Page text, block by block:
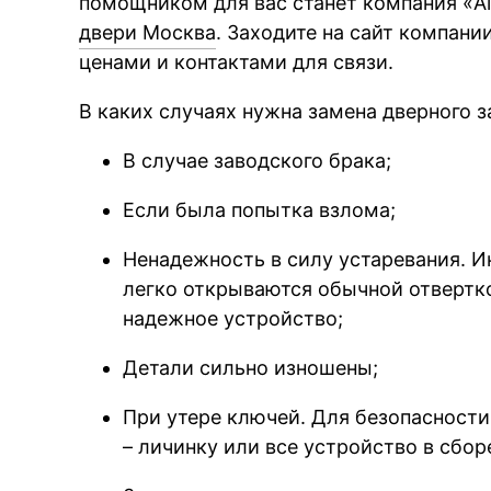
двери Москва. Заходите на сайт
ценами и контактами для связи.
В каких случаях нужна замена дверного
В случае заводского брака;
Если была попытка взлома;
Ненадежность в силу устаревания.
легко открываются обычной
надежное устройство;
Детали сильно изношены;
При утере ключей. Для
– личинку или все устройство в